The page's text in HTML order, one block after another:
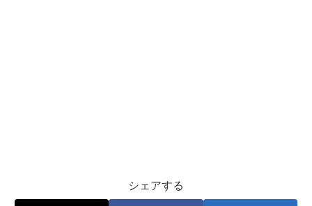
シェアする